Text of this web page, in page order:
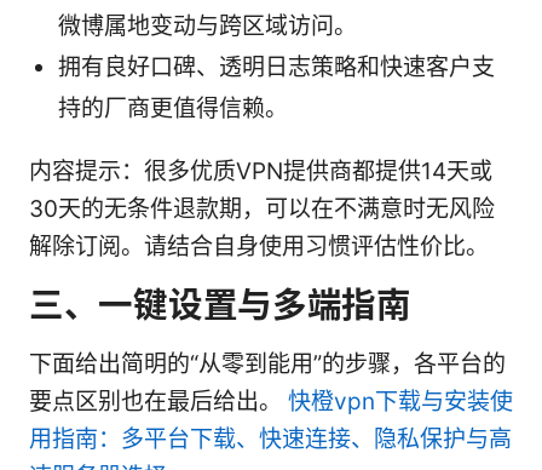
微博属地变动与跨区域访问。
拥有良好口碑、透明日志策略和快速客户支
持的厂商更值得信赖。
内容提示：很多优质VPN提供商都提供14天或
30天的无条件退款期，可以在不满意时无风险
解除订阅。请结合自身使用习惯评估性价比。
三、一键设置与多端指南
下面给出简明的“从零到能用”的步骤，各平台的
要点区别也在最后给出。 快橙vpn下载与安装使
用指南：多平台下载、快速连接、隐私保护与高